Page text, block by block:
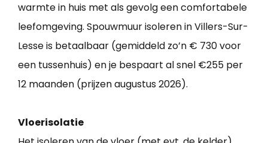
warmte in huis met als gevolg een comfortabele
leefomgeving. Spouwmuur isoleren in Villers-Sur-
Lesse is betaalbaar (gemiddeld zo’n € 730 voor
een tussenhuis) en je bespaart al snel €255 per
12 maanden (prijzen augustus 2026).
Vloerisolatie